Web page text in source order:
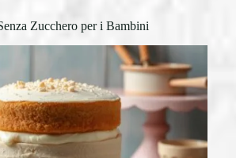
Zucchero per i Bambini